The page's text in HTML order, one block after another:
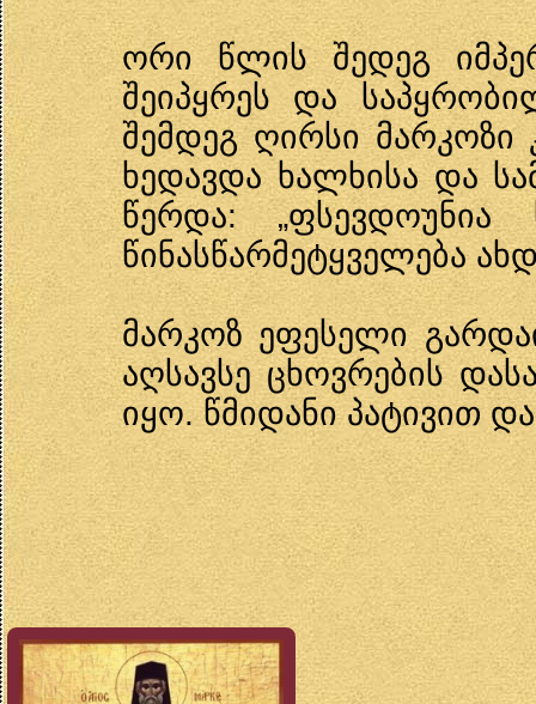
ორი წლის შედეგ
შეიპყრეს და
შემდეგ ღირსი მარკოზი
ხედავდა ხალხისა და
წერდა:
წინასწარმეტყველება
მარკოზ ეფესელი
აღსავსე ცხოვრების
იყო. წმიდანი პატივით